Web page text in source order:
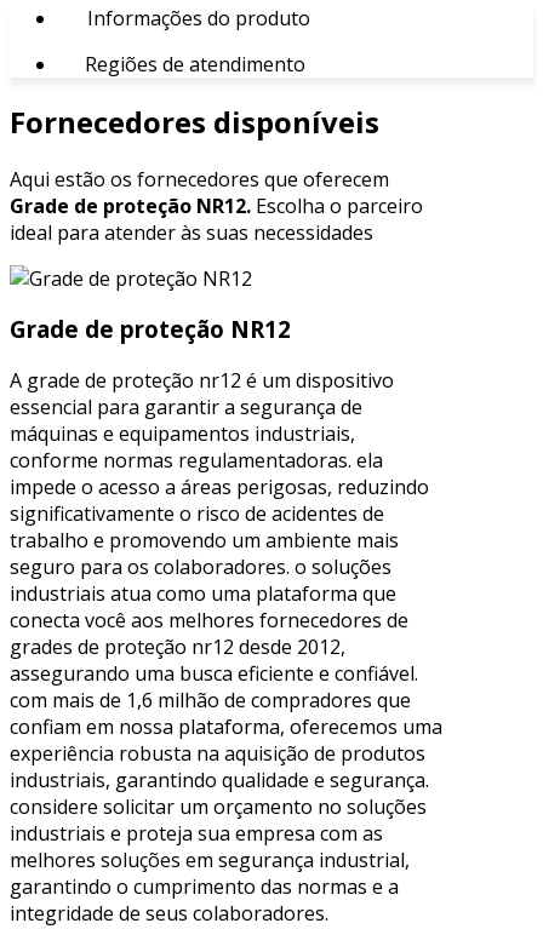
Informações do produto
Regiões de atendimento
Fornecedores disponíveis
Aqui estão os fornecedores que oferecem
Grade de proteção NR12. Escolha o parceiro
ideal para atender às suas necessidades
Grade de proteção NR12
A grade de proteção nr12 é um dispositivo
essencial para garantir a segurança de
máquinas e equipamentos industriais,
conforme normas regulamentadoras. ela
impede o acesso a áreas perigosas, reduzindo
significativamente o risco de acidentes de
trabalho e promovendo um ambiente mais
seguro para os colaboradores. o soluções
industriais atua como uma plataforma que
conecta você aos melhores fornecedores de
grades de proteção nr12 desde 2012,
assegurando uma busca eficiente e confiável.
com mais de 1,6 milhão de compradores que
confiam em nossa plataforma, oferecemos uma
experiência robusta na aquisição de produtos
industriais, garantindo qualidade e segurança.
considere solicitar um orçamento no soluções
industriais e proteja sua empresa com as
melhores soluções em segurança industrial,
garantindo o cumprimento das normas e a
integridade de seus colaboradores.